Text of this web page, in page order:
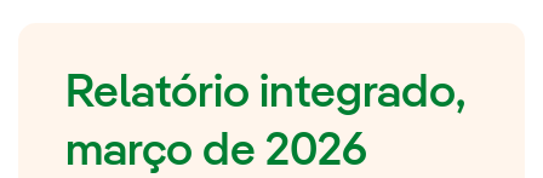
Relatório integrado,
março de 2026